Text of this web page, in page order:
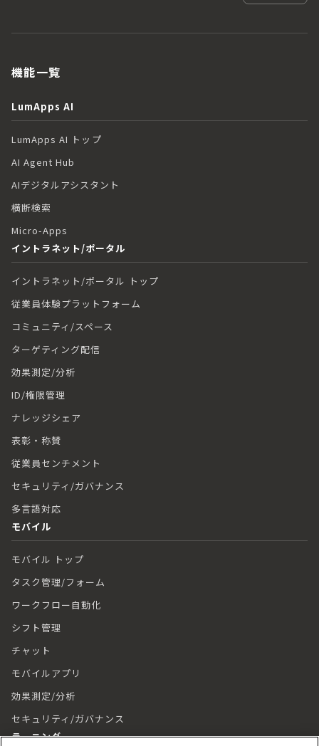
機能一覧
LumApps AI
LumApps AI トップ
AI Agent Hub
AIデジタルアシスタント
横断検索
Micro-Apps
イントラネット/ポータル
イントラネット/ポータル トップ
従業員体験プラットフォーム
コミュニティ/スペース
ターゲティング配信
効果測定/分析
ID/権限管理
ナレッジシェア
表彰・称賛
従業員センチメント
セキュリティ/ガバナンス
多言語対応
モバイル
モバイル トップ
タスク管理/フォーム
ワークフロー自動化
シフト管理
チャット
モバイルアプリ
効果測定/分析
セキュリティ/ガバナンス
ラーニング